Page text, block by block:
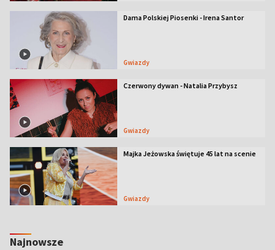
Dama Polskiej Piosenki - Irena Santor
Gwiazdy
Czerwony dywan - Natalia Przybysz
Gwiazdy
Majka Jeżowska świętuje 45 lat na scenie
Gwiazdy
Najnowsze